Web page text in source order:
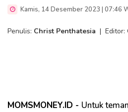
Kamis, 14 Desember 2023 | 07:46
Penulis: Christ Penthatesia | Editor:
MOMSMONEY.ID - Untuk